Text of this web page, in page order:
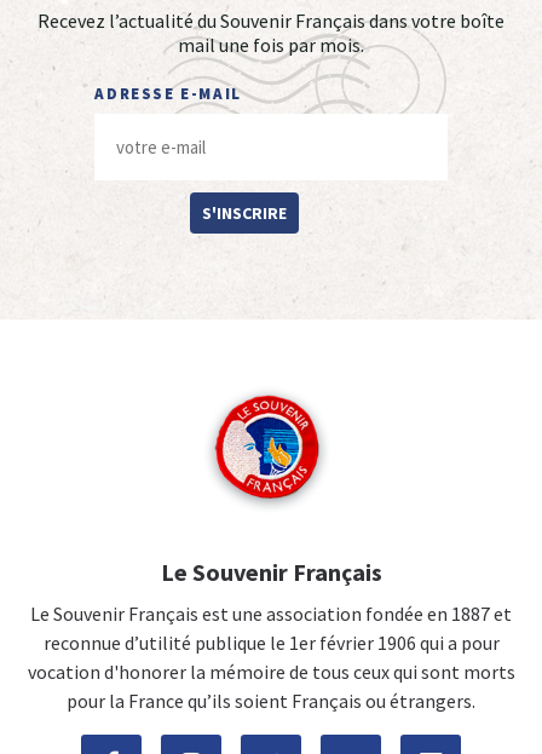
Recevez l’actualité du Souvenir Français dans votre boîte
mail une fois par mois.
ADRESSE E-MAIL
S'INSCRIRE
Le Souvenir Français
Le Souvenir Français est une association fondée en 1887 et
reconnue d’utilité publique le 1er février 1906 qui a pour
vocation d'honorer la mémoire de tous ceux qui sont morts
pour la France qu’ils soient Français ou étrangers.